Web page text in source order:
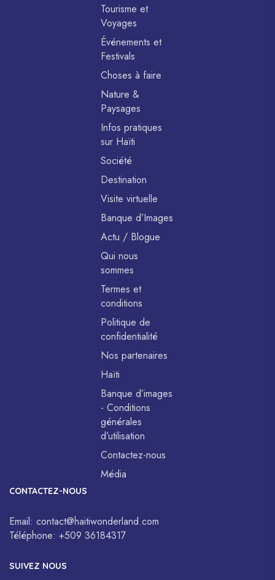
Tourisme et
Voyages
Événements et
Festivals
Choses à faire
Nature &
Paysages
Infos pratiques
sur Haïti
Société
Destination
Visite virtuelle
Banque d’Images
Actu / Blogue
Qui nous
sommes
Termes et
conditions
Politique de
confidentialité
Nos partenaires
Haïti
Banque d’images
- Conditions
générales
d’utilisation
Contactez-nous
Média
CONTACTEZ-NOUS
Email: contact@haitiwonderland.com
Téléphone: +509 36184317
SUIVEZ NOUS